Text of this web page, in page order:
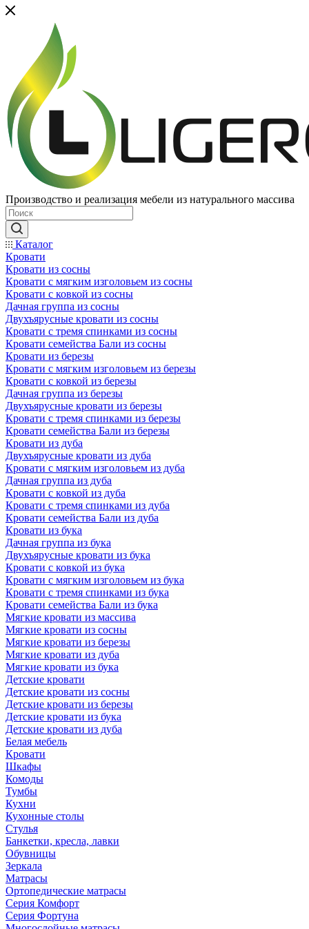
Производство и реализация мебели из натурального массива
Каталог
Кровати
Кровати из сосны
Кровати с мягким изголовьем из сосны
Кровати с ковкой из сосны
Дачная группа из сосны
Двухъярусные кровати из сосны
Кровати с тремя спинками из сосны
Кровати семейства Бали из сосны
Кровати из березы
Кровати с мягким изголовьем из березы
Кровати с ковкой из березы
Дачная группа из березы
Двухъярусные кровати из березы
Кровати с тремя спинками из березы
Кровати семейства Бали из березы
Кровати из дуба
Двухъярусные кровати из дуба
Кровати с мягким изголовьем из дуба
Дачная группа из дуба
Кровати с ковкой из дуба
Кровати с тремя спинками из дуба
Кровати семейства Бали из дуба
Кровати из бука
Дачная группа из бука
Двухъярусные кровати из бука
Кровати с ковкой из бука
Кровати с мягким изголовьем из бука
Кровати с тремя спинками из бука
Кровати семейства Бали из бука
Мягкие кровати из массива
Мягкие кровати из сосны
Мягкие кровати из березы
Мягкие кровати из дуба
Мягкие кровати из бука
Детские кровати
Детские кровати из сосны
Детские кровати из березы
Детские кровати из бука
Детские кровати из дуба
Белая мебель
Кровати
Шкафы
Комоды
Тумбы
Кухни
Кухонные столы
Стулья
Банкетки, кресла, лавки
Обувницы
Зеркала
Матрасы
Ортопедические матрасы
Серия Комфорт
Серия Фортуна